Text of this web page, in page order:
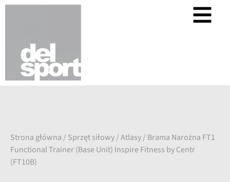
Strona główna / Sprzęt siłowy/Atlasy/ Brama Narożna FT1
Functional Trainer (Base Unit) Inspire Fitness by Centr
(FT10B)